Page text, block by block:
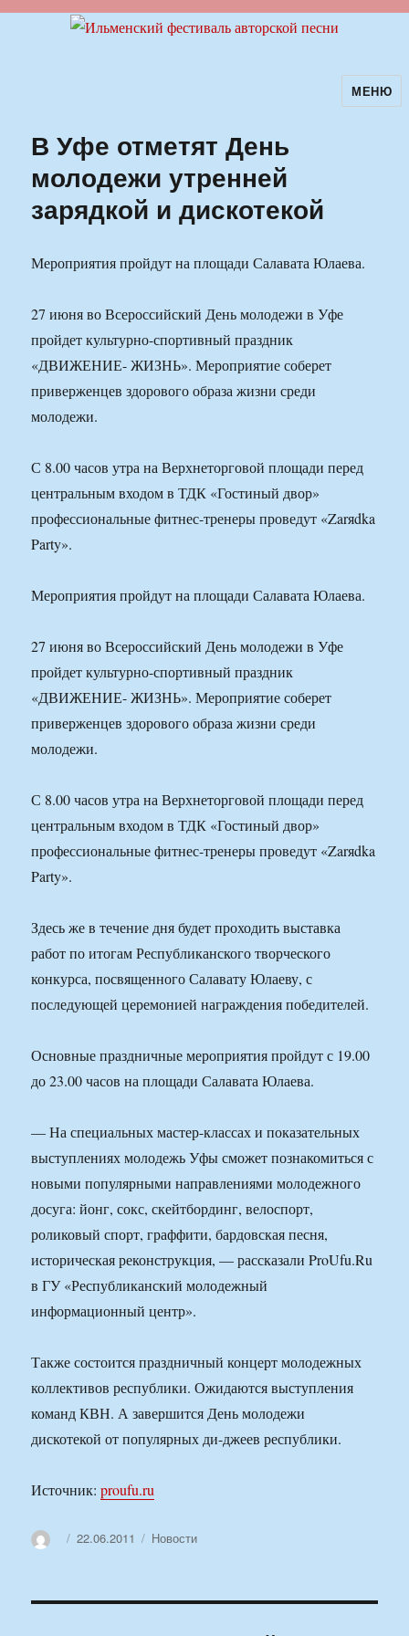
Ильменский фестиваль авторскойМЕНЮ
В Уфе отметят День
молодежи утренней
зарядкой и дискотекой
Мероприятия пройдут на площади Салавата Юлаева.
27 июня во Всероссийский День молодежи в Уфе
пройдет культурно-спортивный праздник
«ДВИЖЕНИЕ- ЖИЗНЬ». Мероприятие соберет
приверженцев здорового образа жизни среди
молодежи.
С 8.00 часов утра на Верхнеторговой площади перед
центральным входом в ТДК «Гостиный двор»
профессиональные фитнес-тренеры проведут «Zarяdka
Party».
Мероприятия пройдут на площади Салавата Юлаева.
27 июня во Всероссийский День молодежи в Уфе
пройдет культурно-спортивный праздник
«ДВИЖЕНИЕ- ЖИЗНЬ». Мероприятие соберет
приверженцев здорового образа жизни среди
молодежи.
С 8.00 часов утра на Верхнеторговой площади перед
центральным входом в ТДК «Гостиный двор»
профессиональные фитнес-тренеры проведут «Zarяdka
Party».
Здесь же в течение дня будет проходить выставка
работ по итогам Республиканского творческого
конкурса, посвященного Салавату Юлаеву, с
последующей церемонией награждения победителей.
Основные праздничные мероприятия пройдут с 19.00
до 23.00 часов на площади Салавата Юлаева.
— На специальных мастер-классах и показательных
выступлениях молодежь Уфы сможет познакомиться с
новыми популярными направлениями молодежного
досуга: йонг, сокс, скейтбординг, велоспорт,
роликовый спорт, граффити, бардовская песня,
историческая реконструкция, — рассказали ProUfu.Ru
в ГУ «Республиканский молодежный
информационный центр».
Также состоится праздничный концерт молодежных
коллективов республики. Ожидаются выступления
команд КВН. А завершится День молодежи
дискотекой от популярных ди-джеев республики.
Источник:proufu.ru
АвторОпубликовано
22.06.2011 Рубрики
Новости